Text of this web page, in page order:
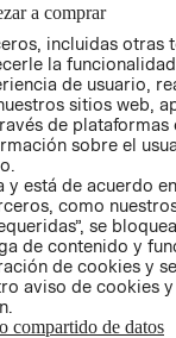
CONDICIONES
AVISO DE
PRIVACIDAD
GIFT CARD
AVISO DE
a comprar
incluidas otras
la
de usuario,
sitios web,
de plataformas
sobre el
y está de acuerdo
como
se
de contenido y
de cookies y
aviso de cookies
compartido de datos